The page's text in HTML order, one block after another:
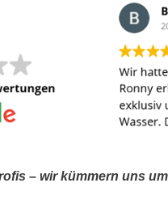
– wir kümmern uns